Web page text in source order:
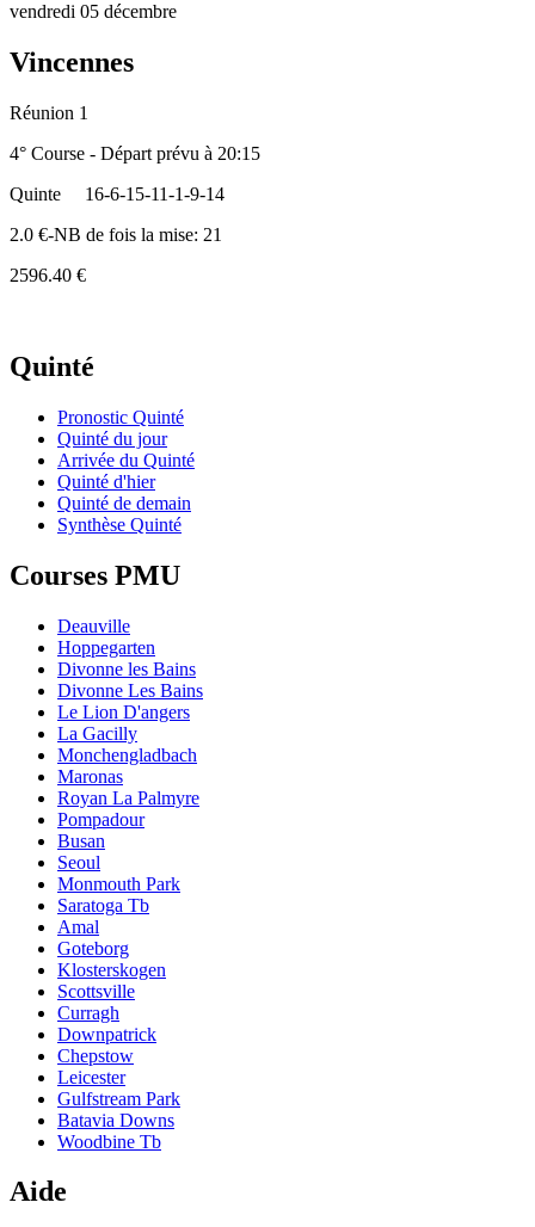
vendredi 05 décembre
Vincennes
Réunion 1
4° Course - Départ prévu à 20:15
Quinte
16-6-15-11-1-9-14
2.0 €-NB de fois la mise: 21
2596.40 €
Quinté
Pronostic Quinté
Quinté du jour
Arrivée du Quinté
Quinté d'hier
Quinté de demain
Synthèse Quinté
Courses PMU
Deauville
Hoppegarten
Divonne les Bains
Divonne Les Bains
Le Lion D'angers
La Gacilly
Monchengladbach
Maronas
Royan La Palmyre
Pompadour
Busan
Seoul
Monmouth Park
Saratoga Tb
Amal
Goteborg
Klosterskogen
Scottsville
Curragh
Downpatrick
Chepstow
Leicester
Gulfstream Park
Batavia Downs
Woodbine Tb
Aide